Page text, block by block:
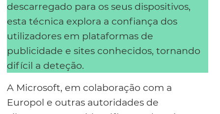
descarregado para os seus dispositivos,
esta técnica explora a confiança dos
utilizadores em plataformas de
publicidade e sites conhecidos, tornando
difícil a deteção.
A Microsoft, em colaboração com a
Europol e outras autoridades de